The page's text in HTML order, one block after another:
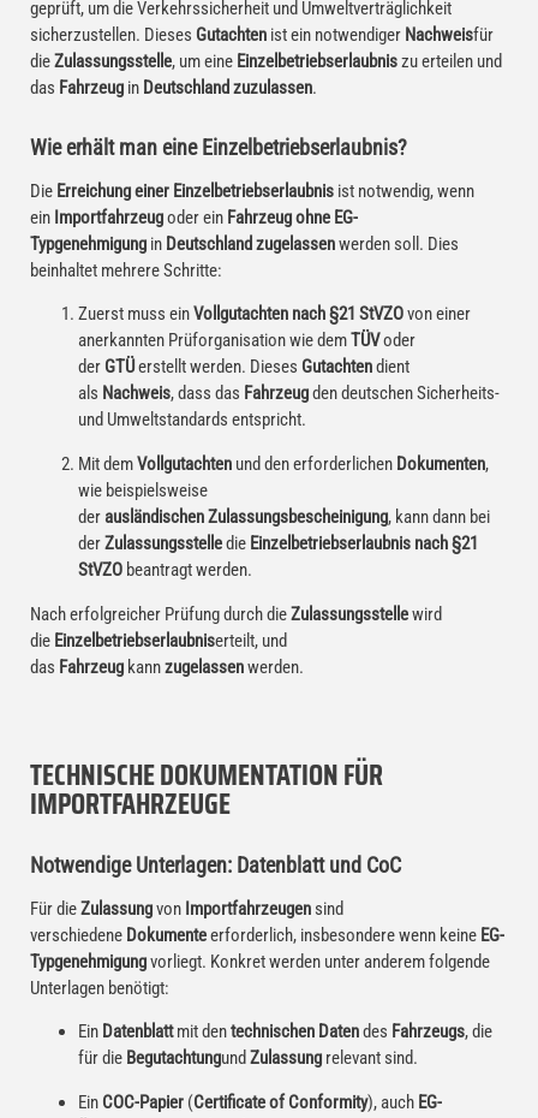
geprüft, um die Verkehrssicherheit und Umweltverträglichkeit
sicherzustellen. Dieses Gutachten ist ein notwendiger Nachweisfür
dieZulassungsstelle, um eine Einzelbetriebserlaubniszu erteilen und
das Fahrzeug in Deutschland zuzulassen.
Wie erhält man eine Einzelbetriebserlaubnis?
Die Erreichung einer Einzelbetriebserlaubnis ist notwendig, wenn
ein Importfahrzeugoder ein Fahrzeug ohne EG-
Typgenehmigung in Deutschland zugelassenwerden soll. Dies
beinhaltet mehrere Schritte:
Zuerst muss einVollgutachten nach §21 StVZOvon einer
anerkannten Prüforganisation wie demTÜVoder
der GTÜerstellt werden. Dieses Gutachtendient
als Nachweis, dass das Fahrzeugden deutschen Sicherheits-
und Umweltstandards entspricht.
Mit demVollgutachten und den erforderlichen Dokumenten,
wie beispielsweise
derausländischenZulassungsbescheinigung, kann dann bei
derZulassungsstelledie Einzelbetriebserlaubnis nach §21
StVZO beantragt werden.
Nach erfolgreicher Prüfung durch dieZulassungsstellewird
die Einzelbetriebserlaubniserteilt, und
das Fahrzeug kannzugelassenwerden.
TECHNISCHE DOKUMENTATION FÜR
IMPORTFAHRZEUGE
Notwendige Unterlagen: Datenblatt und CoC
Für dieZulassungvon Importfahrzeugen sind
verschiedene Dokumenteerforderlich, insbesondere wenn keine EG-
Typgenehmigungvorliegt. Konkret werden unter anderem folgende
Unterlagen benötigt:
Ein Datenblattmit dentechnischen Datendes Fahrzeugs, die
für die Begutachtungund Zulassung relevant sind.
Ein COC-Papier (Certificate of Conformity), auch EG-